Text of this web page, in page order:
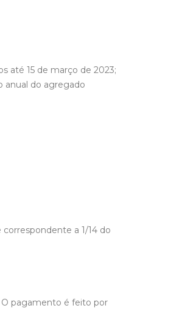
até 15 de março de 2023;
anual do agregado
a 1/14 do
pagamento é feito por